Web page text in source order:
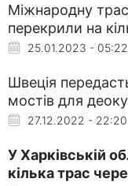
Міжнародну
перекрили на
25.01.2023 - 05:22
Швеція
мостів для
27.12.2022 - 22:20
У Харківській
кілька трас